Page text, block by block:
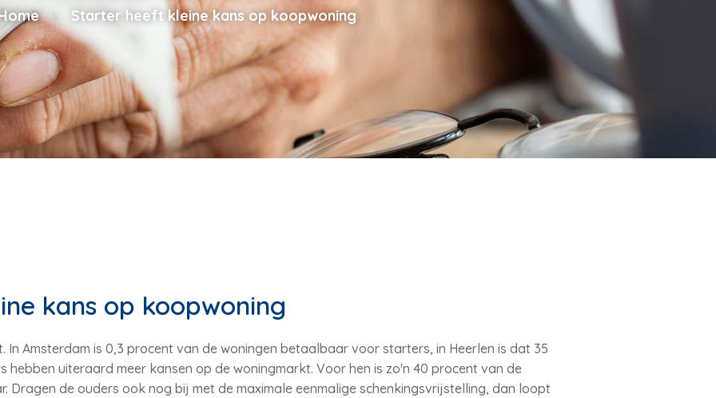
Starter heeft kleine kans op koopwoning
kans op koopwoning
In Amsterdam is 0,3 procent van de woningen betaalbaar voor starters, in Heerlen is dat 35
hebben uiteraard meer kansen op de woningmarkt. Voor hen is zo'n 40 procent van de
Dragen de ouders ook nog bij met de maximale eenmalige schenkingsvrijstelling, dan loopt